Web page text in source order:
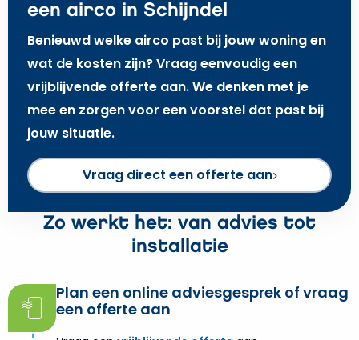
een airco in Schijndel
Benieuwd welke airco past bij jouw woning en
wat de kosten zijn? Vraag eenvoudig een
vrijblijvende offerte aan. We denken met je
mee en zorgen voor een voorstel dat past bij
jouw situatie.
Vraag direct een offerte aan
Zo werkt het: van advies tot
installatie
Plan een online adviesgesprek of vraag
een offerte aan